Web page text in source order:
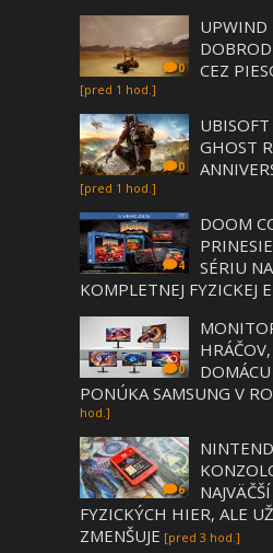
0
UPWIND
CEZ
[pred 1 hod.]
0
GHOST
[pred 1 hod.]
4
DOOM
SÉRIU
KOMPLETNEJ FYZICKEJ
0
PONÚKA SAMSUNG V
hod.]
6
FYZICKÝCH HIER, ALE
ZMENŠUJE [pred 3 hod.]